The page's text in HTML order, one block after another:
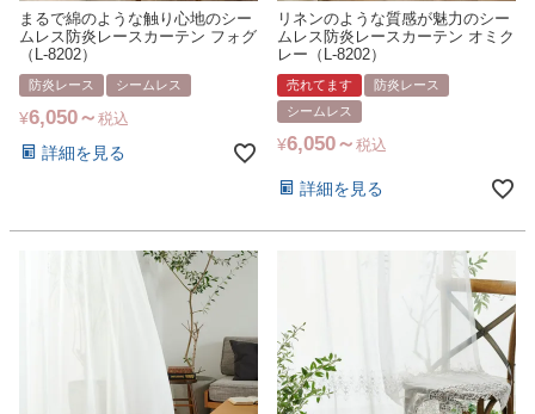
まるで綿のような触り心地のシー
ムレス防炎レースカーテン フォグ
（L-8202）
防炎レース シームレス
¥6,050 税込
詳細を見る
リネンのような質感が魅力のシー
ムレス防炎レースカーテン オミク
レー（L-8202）
売れてます
防炎レース
シームレス
¥6,050 税込
詳細を見る